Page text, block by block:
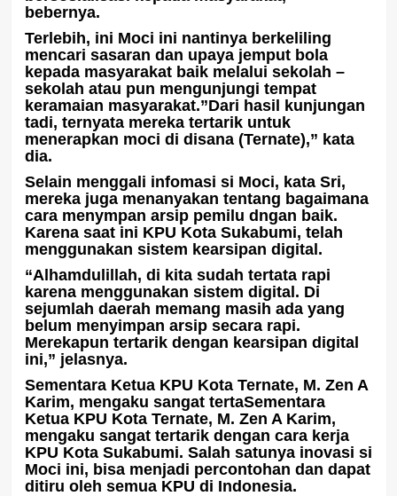
bebernya.
Terlebih, ini Moci ini nantinya berkeliling
mencari sasaran dan upaya jemput bola
kepada masyarakat baik melalui sekolah –
sekolah atau pun mengunjungi tempat
keramaian masyarakat.”Dari hasil kunjungan
tadi, ternyata mereka tertarik untuk
menerapkan moci di disana (Ternate),” kata
dia.
Selain menggali infomasi si Moci, kata Sri,
mereka juga menanyakan tentang bagaimana
cara menympan arsip pemilu dngan baik.
Karena saat ini KPU Kota Sukabumi, telah
menggunakan sistem kearsipan digital.
“Alhamdulillah, di kita sudah tertata rapi
karena menggunakan sistem digital. Di
sejumlah daerah memang masih ada yang
belum menyimpan arsip secara rapi.
Merekapun tertarik dengan kearsipan digital
ini,” jelasnya.
Sementara Ketua KPU Kota Ternate, M. Zen A
Karim, mengaku sangat tertaSementara
Ketua KPU Kota Ternate, M. Zen A Karim,
mengaku sangat tertarik dengan cara kerja
KPU Kota Sukabumi. Salah satunya inovasi si
Moci ini, bisa menjadi percontohan dan dapat
ditiru oleh semua KPU di Indonesia.